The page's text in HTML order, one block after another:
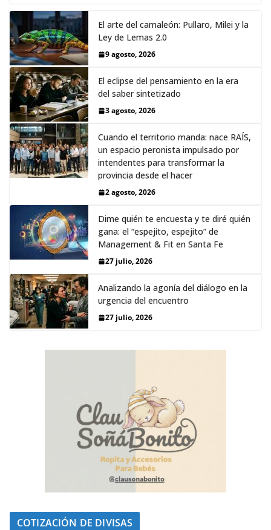
El arte del camaleón: Pullaro, Milei y la
Ley de Lemas 2.0
9 agosto, 2026
El eclipse del pensamiento en la era
del saber sintetizado
3 agosto, 2026
Cuando el territorio manda: nace RAÍS,
un espacio peronista impulsado por
intendentes para transformar la
provincia desde el hacer
2 agosto, 2026
Dime quién te encuesta y te diré quién
gana: el “espejito, espejito” de
Management & Fit en Santa Fe
27 julio, 2026
Analizando la agonía del diálogo en la
urgencia del encuentro
27 julio, 2026
COTIZACIÓN DE DIVISAS